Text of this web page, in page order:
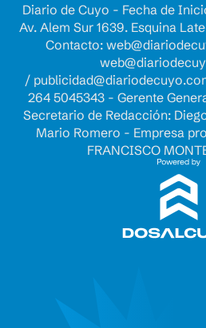
Diario de Cuyo - Fecha de
Av. Alem Sur 1639. Esquina
Contacto:
/
264 5045343 - Gerente
Secretario de Redacción:
Mario Romero - Empresa
FRANCISCO